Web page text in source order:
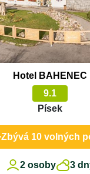
Hotel BAHENEC
9.1
Písek
Zbývá 10 volných
2 osoby 3